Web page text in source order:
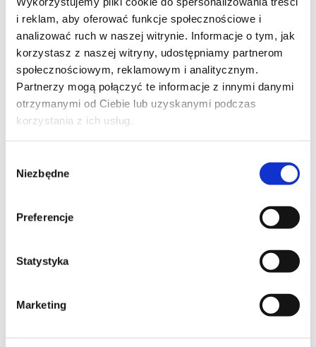
i reklam, aby oferować funkcje społecznościowe i
analizować ruch w naszej witrynie. Informacje o tym, jak
korzystasz z naszej witryny, udostępniamy partnerom
społecznościowym, reklamowym i analitycznym.
Partnerzy mogą połączyć te informacje z innymi danymi
otrzymanymi od Ciebie lub uzyskanymi podczas
korzystania z ich usług.
zgody
Niezbędne
Preferencje
Statystyka
Marketing